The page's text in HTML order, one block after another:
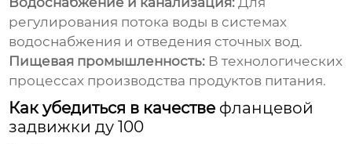
регулирования потока воды в системах
водоснабжения и отведения сточных вод.
Пищевая промышленность: В технологических
процессах производства продуктов питания.
Как убедиться в качестве фланцевой
задвижки ду 100